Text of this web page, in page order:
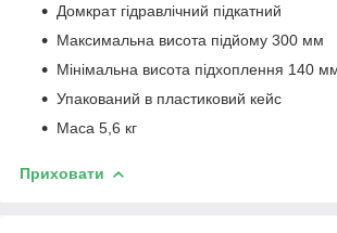
Домкрат гідравлічний підкатний
Максимальна висота підйому 300 мм
Мінімальна висота підхоплення 140
Упакований в пластиковий кейс
Маса 5,6 кг
Приховати